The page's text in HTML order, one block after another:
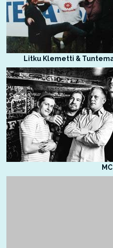
Litku Klemetti &